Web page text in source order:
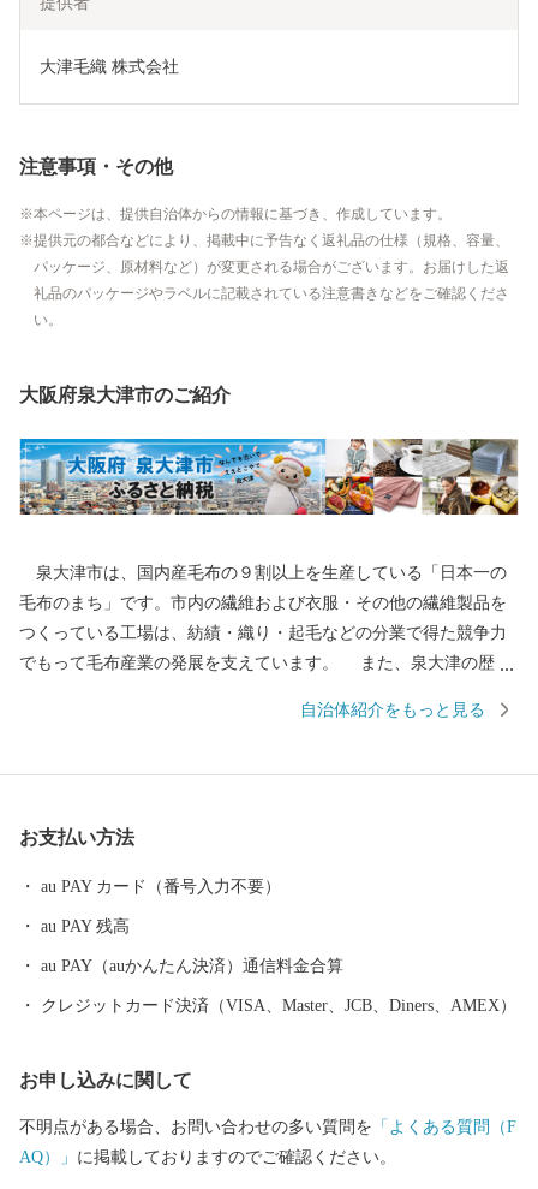
大津毛織 株式会社
注意事項・その他
本ページは、提供自治体からの情報に基づき、作成しています。
提供元の都合などにより、掲載中に予告なく返礼品の仕様（規格、容量、
パッケージ、原材料など）が変更される場合がございます。お届けした返
礼品のパッケージやラベルに記載されている注意書きなどをご確認くださ
い。
大阪府泉大津市のご紹介
泉大津市は、国内産毛布の９割以上を生産している「日本一の
毛布のまち」です。市内の繊維および衣服・その他の繊維製品を
つくっている工場は、紡績・織り・起毛などの分業で得た競争力
でもって毛布産業の発展を支えています。 また、泉大津の歴史
ていました。交通の要として人の往来も多く、随筆や紀行の中に
市、南部は大津川を境として泉北郡忠岡町と隣接しています。西
北部は大阪湾に面し、はるかに六甲山、淡路島を望むことができ
自治体紹介をもっと見る
お支払い方法
au PAY カード（番号入力不要）
au PAY 残高
au PAY（auかんたん決済）通信料金合算
クレジットカード決済（VISA、Master、JCB、Diners、AMEX）
お申し込みに関して
不明点がある場合、お問い合わせの多い質問を 「よくある質問（F
AQ）」 に掲載しておりますのでご確認ください。